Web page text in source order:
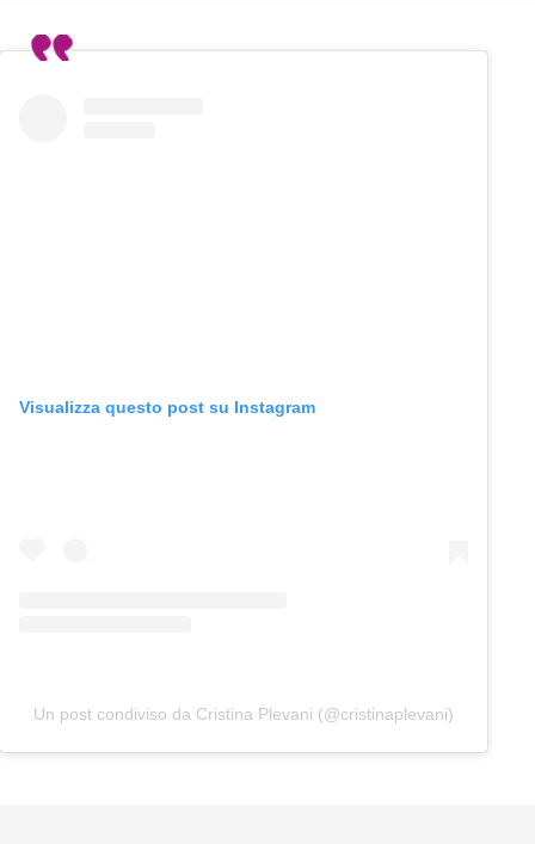
Visualizza questo post su Instagram
Un post condiviso da Cristina Plevani (@cristinaplevani)